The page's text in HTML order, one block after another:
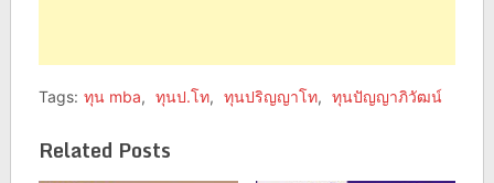
Tags: ทุน mba, ทุนป.โท, ทุนปริญญาโท, ทุนปัญญาภิวัฒน์
Related Posts